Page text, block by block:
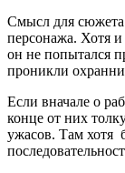
Смысл для сюжета
персонажа. Хотя
он не попытался
проникли
Если вначале о
конце от них
ужасов. Там хотя